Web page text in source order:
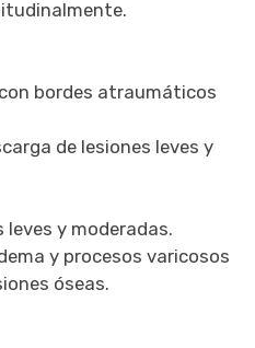
bordes atraumáticos
de lesiones leves y
y moderadas.
y procesos varicosos
óseas.